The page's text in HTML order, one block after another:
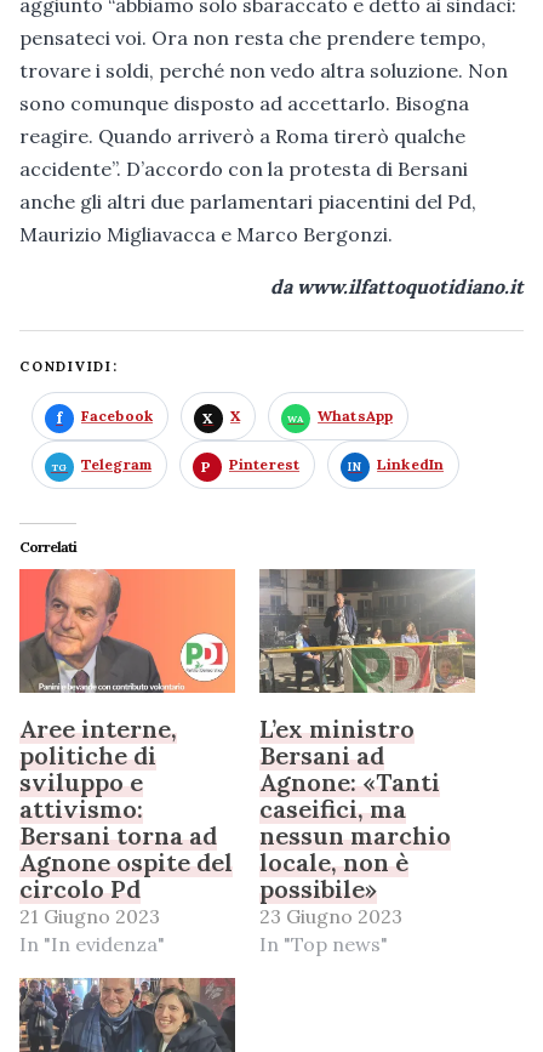
pensateci voi. Ora non resta che prendere tempo,
trovare i soldi, perché non vedo altra soluzione. Non
sono comunque disposto ad accettarlo. Bisogna
reagire. Quando arriverò a Roma tirerò qualche
accidente”. D’accordo con la protesta di Bersani
anche gli altri due parlamentari piacentini del Pd,
Maurizio Migliavacca e Marco Bergonzi.
da www.ilfattoquotidiano.it
CONDIVIDI:
Facebook X WhatsApp
Telegram Pinterest LinkedIn
Correlati
Aree interne,
politiche di
sviluppo e
attivismo:
Bersani torna ad
Agnone ospite del
circolo Pd
21 Giugno 2023
In "In evidenza"
L’ex ministro
Bersani ad
Agnone: «Tanti
caseifici, ma
nessun marchio
locale, non è
possibile»
23 Giugno 2023
In "Top news"